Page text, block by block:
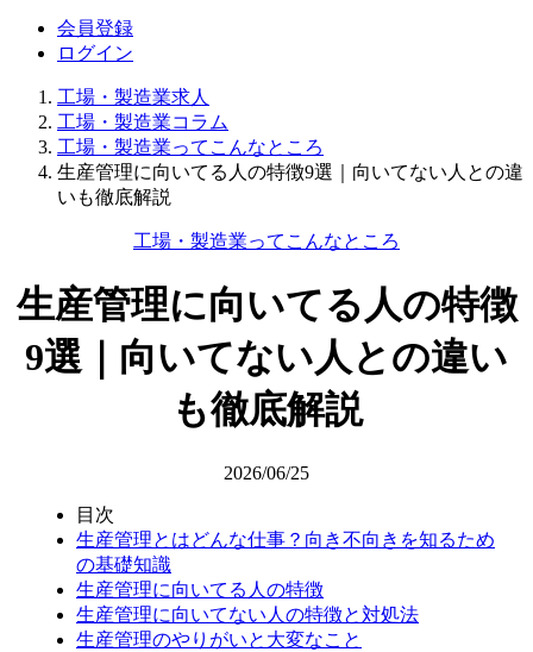
会員登録
ログイン
工場・製造業求人
工場・製造業コラム
工場・製造業ってこんなところ
生産管理に向いてる人の特徴9選｜向いてない人との違
いも徹底解説
工場・製造業ってこんなところ
生産管理に向いてる人の特徴
9選｜向いてない人との違い
も徹底解説
2026/06/25
目次
生産管理とはどんな仕事？向き不向きを知るため
の基礎知識
生産管理に向いてる人の特徴
生産管理に向いてない人の特徴と対処法
生産管理のやりがいと大変なこと